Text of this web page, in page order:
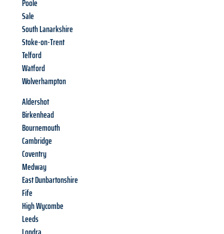
Poole
Sale
South Lanarkshire
Stoke-on-Trent
Telford
Watford
Wolverhampton
Aldershot
Birkenhead
Bournemouth
Cambridge
Coventry
Medway
East Dunbartonshire
Fife
High Wycombe
Leeds